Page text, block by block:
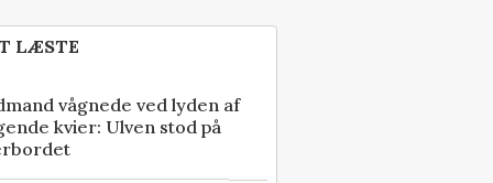
LÆSTE
vågnede ved lyden af
kvier: Ulven stod på